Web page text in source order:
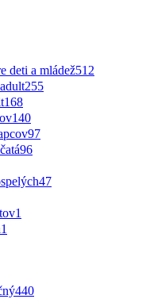
deti a mládež512
255
168
140
97
96
47
1
1
440